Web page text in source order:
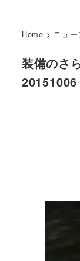
Home > ニュ
装備のさ